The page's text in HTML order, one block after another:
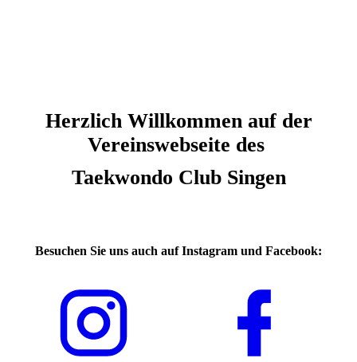
Herzlich Willkommen auf der
Vereinswebseite des
Taekwondo Club Singen
Besuchen Sie uns auch auf Instagram und Facebook: